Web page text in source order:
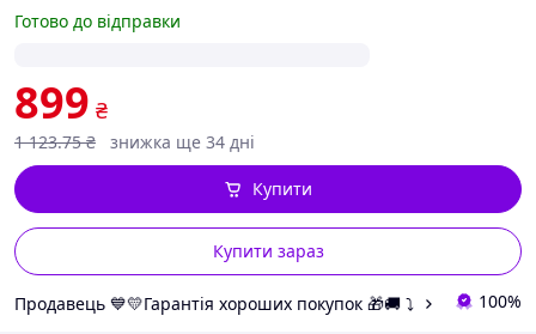
Готово до відправки
899 ₴
1 123.75 ₴ знижка ще 34 дні
Купити зараз
Купити
Продавець 💙💛Гарантія хороших покупок 🎁🚚 ⤵ 100%